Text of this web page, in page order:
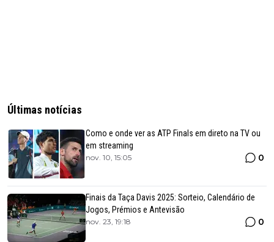
Últimas notícias
Como e onde ver as ATP Finals em direto na TV ou
em streaming
nov. 10, 15:05 0
Finais da Taça Davis 2025: Sorteio, Calendário de
Jogos, Prémios e Antevisão
nov. 23, 19:18 0